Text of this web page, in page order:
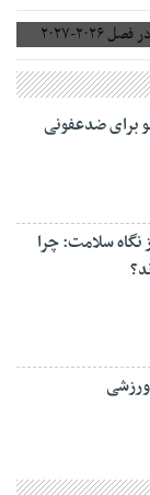
جهانی تنیس‌روی‌میز
جهان را بر هم زند.
تازه است، با
چینی و نشان